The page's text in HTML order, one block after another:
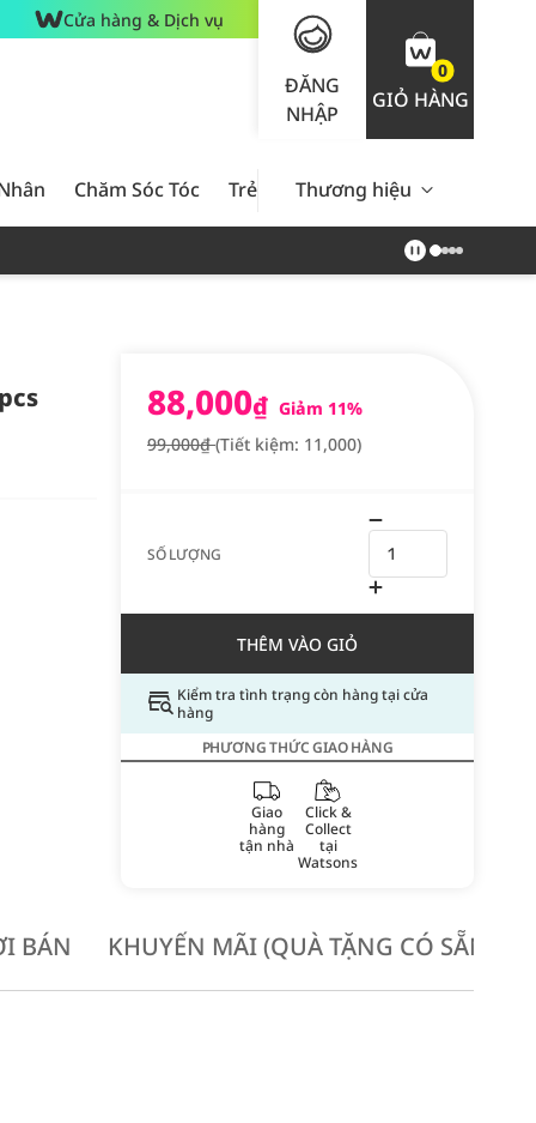
Cửa hàng & Dịch vụ
ĐĂNG
NHẬP
0
GIỎ HÀNG
Chăm Sóc Tóc Trẻ Em Nam Giới Chăm Sóc
Thương hiệu
88,000₫ Giảm 11%
99,000₫(Tiết kiệm: 11,000)
SỐ LƯỢNG
THÊM VÀO GIỎ
Kiểm tra tình trạng còn hàng tại cửa
hàng
PHƯƠNG THỨC GIAO HÀNG
Giao
hàng
tận nhà
Click &
Collect
tại
Watsons
BÁN KHUYẾN MÃI (QUÀ TẶNG CÓ SẴN